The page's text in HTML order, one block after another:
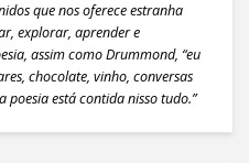
que nos oferece estranha
explorar, aprender e
assim como Drummond, “eu
chocolate, vinho, conversas
poesia está contida nisso tudo.”